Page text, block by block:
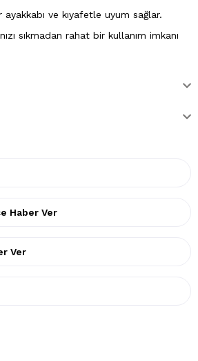
ayakkabı ve kıyafetle uyum sağlar.
sıkmadan rahat bir kullanım imkanı
Haber Ver
Ver